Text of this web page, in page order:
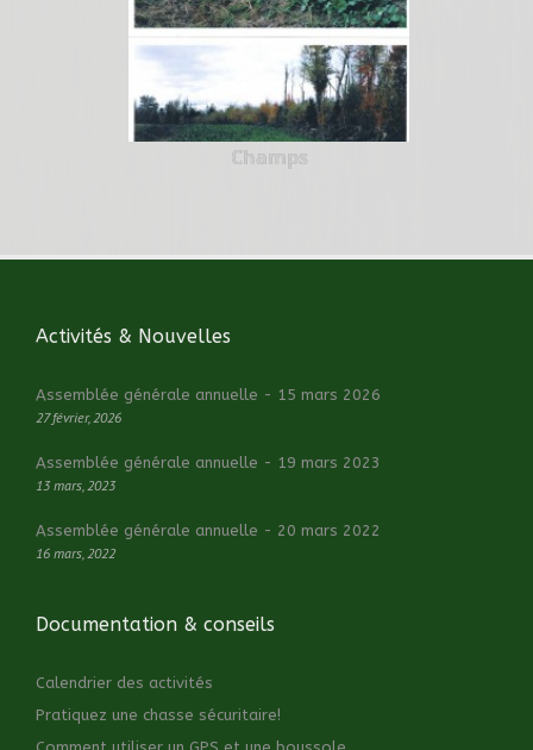
Champs
Activités & Nouvelles
Assemblée générale annuelle - 15 mars 2026
27 février, 2026
Assemblée générale annuelle - 19 mars 2023
13 mars, 2023
Assemblée générale annuelle - 20 mars 2022
16 mars, 2022
Documentation & conseils
Calendrier des activités
Pratiquez une chasse sécuritaire!